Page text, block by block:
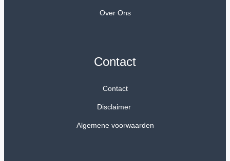
Over Ons
Contact
Contact
Disclaimer
Algemene voorwaarden